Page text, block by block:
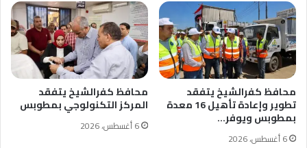
محافظ كفرالشيخ يتفقد
تطوير وإعادة تأهيل 16 معدة
بمطوبس ويوفر…
6 أغسطس، 2026
محافظ كفرالشيخ يتفقد
المركز التكنولوجي بمطوبس
6 أغسطس، 2026